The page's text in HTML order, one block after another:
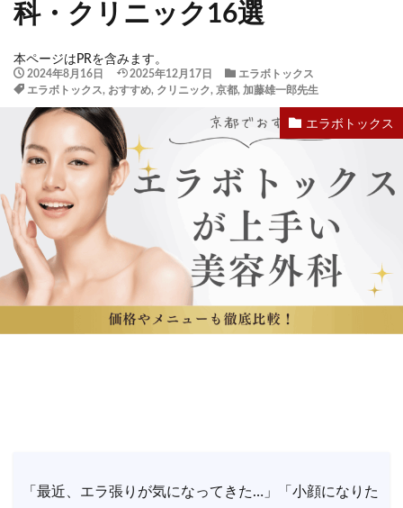
科・クリニック16選
本ページはPRを含みます。
2024年8月16日 2025年12月17日
エラボトックス
エラボトックス, おすすめ, クリニック, 京都, 加藤雄一郎先生
エラボトックス
「最近、エラ張りが気になってきた…」「小顔になりた